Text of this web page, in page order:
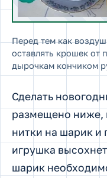
Перед тем как
оставлять крошек от
дырочкам кончиком
Сделать
размещено ниже,
нитки на шарик и
игрушка
шарик